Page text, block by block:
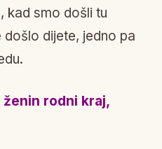
kad smo došli tu
dijete, jedno pa
rodni kraj,